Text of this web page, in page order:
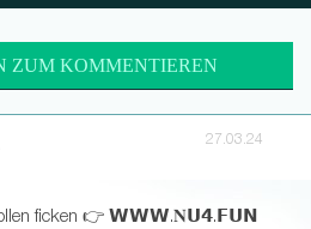
ZUM KOMMENTIEREN
27.03.24
wollen ficken 👉 𝗪𝗪𝗪.𝐍𝗨𝟰.𝗙𝗨𝗡